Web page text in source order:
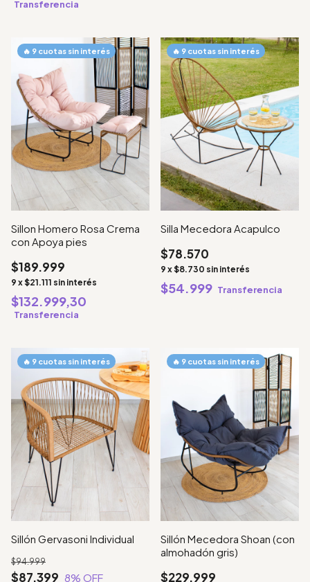
Transferencia
Sillon Homero Rosa Crema
con Apoya pies
$189.999
9 x$21.111 sin interés
$132.999,30
Transferencia
Silla Mecedora Acapulco
$78.570
9 x$8.730 sin interés
$54.999 Transferencia
Sillón Gervasoni Individual
$87.399
$94.999
8% OFF
Sillón Mecedora Shoan (con
almohadón gris)
$229.999